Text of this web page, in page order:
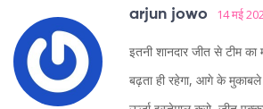
arjun jowo 14 मई
इतनी शानदार जीत से टीम का
बढ़ता ही रहेगा, आगे के